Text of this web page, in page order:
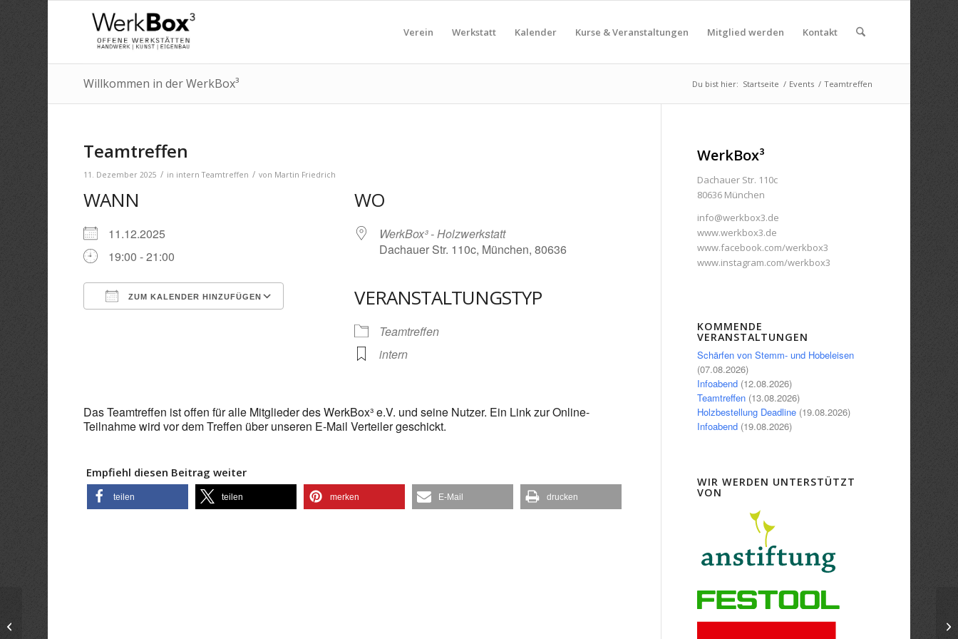
Verein Werkstatt Kalender Kurse & Veranstaltungen Mitglied werden Kontakt
Willkommen in der WerkBox³ Du bist hier: Startseite / Events / Teamtreffen
Teamtreffen
11. Dezember 2025 / in intern Teamtreffen / von Martin Friedrich
WANN
11.12.2025
19:00 - 21:00
ZUM KALENDER HINZUFÜGEN
Google Kalender Office 365
WO
WerkBox³ - Holzwerkstatt
Dachauer Str. 110c, München, 80636
VERANSTALTUNGSTYP
Teamtreffen
intern
Das Teamtreffen ist offen für alle Mitglieder des WerkBox³ e.V. und seine Nutzer. Ein Link zur Online-
Teilnahme wird vor dem Treffen über unseren E-Mail Verteiler geschickt.
Empfiehl diesen Beitrag weiter
teilen teilen merken E-Mail drucken
WerkBox³
Dachauer Str. 110c
80636 München
info@werkbox3.de
www.werkbox3.de
www.facebook.com/werkbox3
www.instagram.com/werkbox3
KOMMENDE
VERANSTALTUNGEN
Schärfen von Stemm- und Hobeleisen
(07.08.2026)
Infoabend (12.08.2026)
Teamtreffen (13.08.2026)
Holzbestellung Deadline (19.08.2026)
Infoabend (19.08.2026)
WIR WERDEN UNTERSTÜTZT
VON